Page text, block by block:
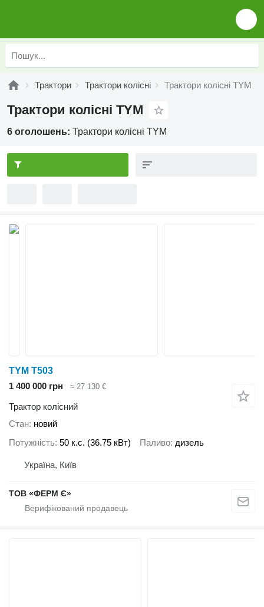
Трактори Трактори колісні Трактори колісні TYM
Трактори колісні TYM
6 оголошень: Трактори колісні TYM
TYM T503
1 400 000 грн
≈ 27 130 €
Трактор колісний
Стан новий
Потужність 50 к.с. (36.75 кВт) Паливо дизель
Україна, Київ
ТОВ «ФЕРМ Є»